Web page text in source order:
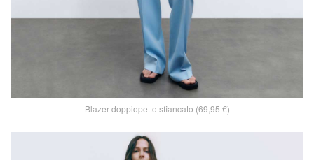
Blazer doppiopetto sfiancato (69,95 €)